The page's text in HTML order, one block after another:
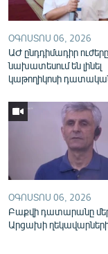
English
Русский
ՀԵՏԵՎԵՔ ՄԵԶ
«Ազատության»
ՕԳՈՍՏՈՍ 06, 2026
ԱԺ ընդդիմադիր
նախատեսում են լինել
կաթողիկոսի
ՕԳՈՍՏՈՍ 06, 2026
Բաքվի դատարանը
Արցախի ղեկավարների